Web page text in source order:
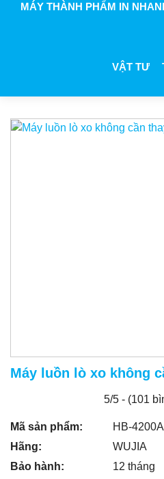
MÁY THÀNH PHẨM IN
VẬT TƯ
Máy luồn lò xo không
5/5 - (101
Mã sản phẩm:
HB-4200A
Hãng:
WUJIA
Bảo hành:
12 tháng